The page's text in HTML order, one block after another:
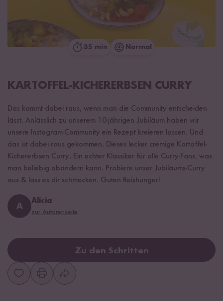
35 min Normal
KARTOFFEL-KICHERERBSEN CURRY
Das kommt dabei raus, wenn man die Community entscheiden
lässt. Anlässlich zu unserem 10-jährigen Jubiläum haben wir
unsere Instagram-Community ein Rezept kreieren lassen. Und
das ist dabei raus gekommen. Dieses lecker cremige Kartoffel-
Kichererbsen Curry. Ein echter Klassiker für alle Curry-Fans, was
man beliebig abändern kann. Probiere unser Jubiläums-Curry
aus & lass es dir schmecken. Guten Reishunger!
A
Alicia
zur Autorenseite
Zu den Schritten